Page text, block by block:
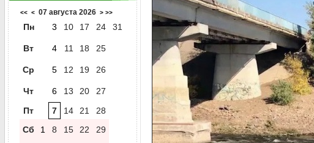
<< < 07 августа 2026 > >>
Пн 3 10 17 24 31
Вт 4 11 18 25
Ср 5 12 19 26
Чт 6 13 20
27
Пт
7 14 21
28
Сб
1 8 15 22 29